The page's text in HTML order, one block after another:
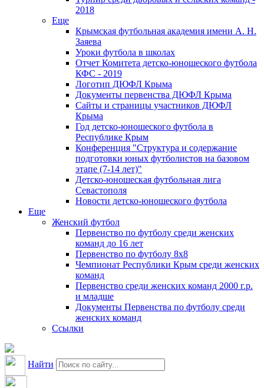
2018
Еще
Крымская футбольная академия имени А. Н.
Заяева
Уроки футбола в школах
Отчет Комитета детско-юношеского футбола
КФС - 2019
Логотип ДЮФЛ Крыма
Документы первенства ДЮФЛ Крыма
Сайты и страницы участников ДЮФЛ
Крыма
Год детско-юношеского футбола в
Республике Крым
Конференция "Структура и содержание
подготовки юных футболистов на базовом
этапе (7-14 лет)"
Детско-юношеская футбольная лига
Севастополя
Новости детско-юношеского футбола
Еще
Женский футбол
Первенство по футболу среди женских
команд до 16 лет
Первенство по футболу 8х8
Чемпионат Республики Крым среди женских
команд
Первенство среди женских команд 2000 г.р.
и младше
Документы Первенства по футболу среди
женских команд
Ссылки
Найти